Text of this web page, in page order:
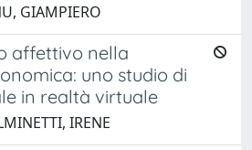
GIAMPIERO
affettivo nella
uno studio di
in realtà virtuale
IRENE